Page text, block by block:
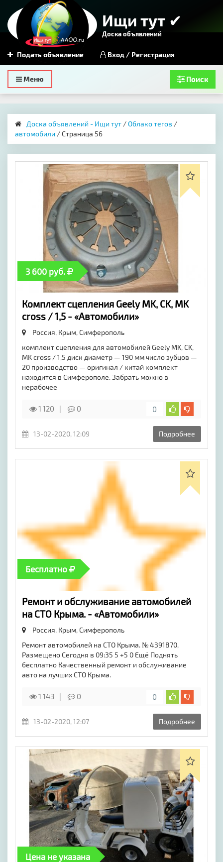
Ищи тут ✔
Доска объявлений
Подать объявление Вход / Регистрация
Toggle
navigation
Меню Поиск
Доска объявлений - Ищи тут /Облако тегов /
автомобили / Страница 56
3 600 руб.
Комплект сцепления Geely MK, CK, MK
cross / 1,5 - «Автомобили»
Россия, Крым,Симферополь
комплект сцепления для автомобилей Geely MK, CK,
MK cross / 1,5 диск диаметр — 190 мм число зубцов —
20 производство — оригинал / китай комплект
находится в Симферополе. Забрать можно в
нерабочее
1 120 0 0
13-02-2020, 12:09 Подробнее
Бесплатно
Ремонт и обслуживание автомобилей
на СТО Крыма. - «Автомобили»
Россия, Крым,Симферополь
Ремонт автомобилей на СТО Крыма. № 4391870,
Размещено Сегодня в 09:35 5 +5 0 Ещё Поднять
бесплатно Качественный ремонт и обслуживание
авто на лучших СТО Крыма.
1 143 0 0
13-02-2020, 12:07 Подробнее
Цена не указана